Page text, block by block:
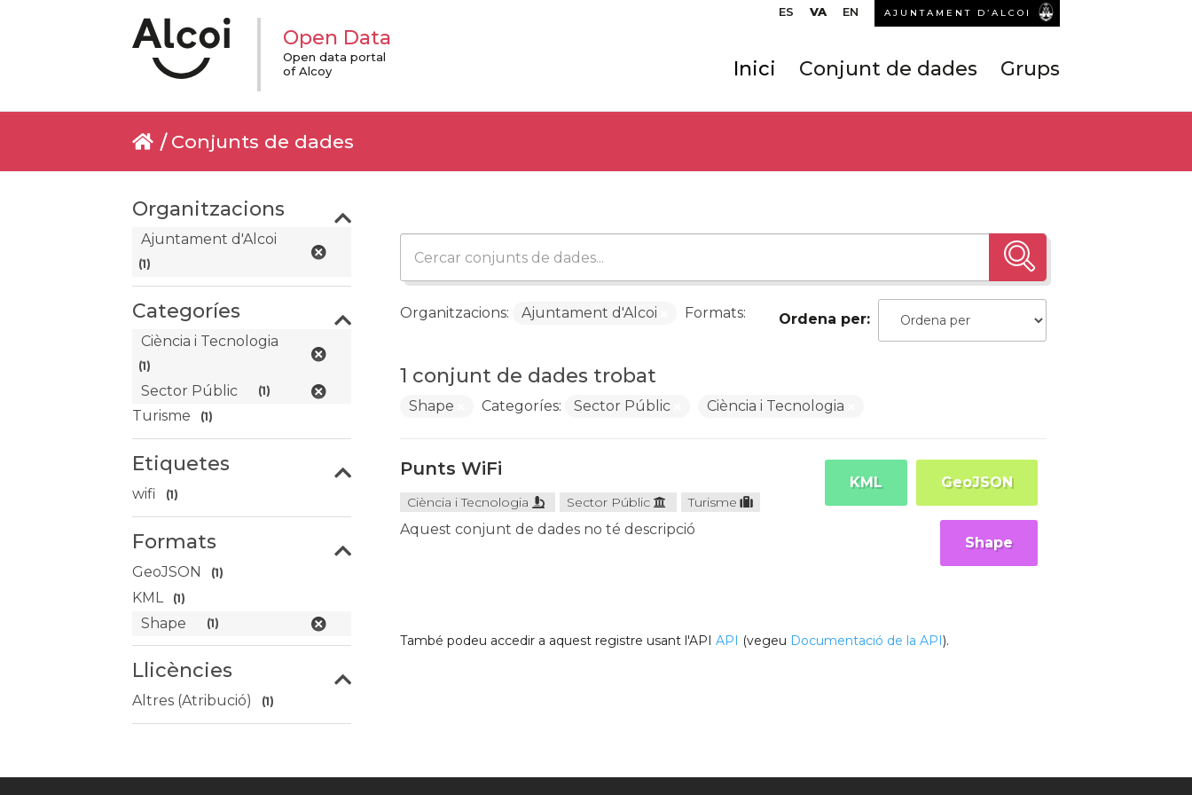
ES VA EN AJUNTAMENT D’ALCOI
Open Data
Open data portal
of Alcoy
Inici Conjunt de dades Grups
Conjunts de dades
Organitzacions
Ajuntament d'Alcoi
(1)
Categoríes
Ciència i Tecnologia
(1)
Sector Públic (1)
Turisme (1)
Etiquetes
wifi (1)
Formats
GeoJSON (1)
KML (1)
Shape (1)
Llicències
Altres (Atribució) (1)
Ordena per
1 conjunt de dades trobat
Organitzacions: Ajuntament d'Alcoi Formats:
Shape Categoríes: Sector Públic Ciència i Tecnologia
Punts WiFi
Ciència i Tecnologia Sector Públic Turisme
Aquest conjunt de dades no té descripció
GeoJSON
KML
Shape
També podeu accedir a aquest registre usant l'API API (vegeu Documentació de la API).